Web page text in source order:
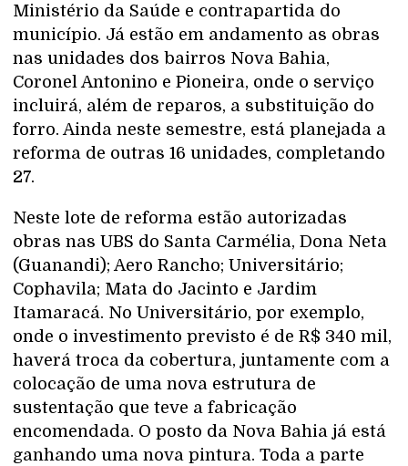
Ministério da Saúde e contrapartida do
município. Já estão em andamento as obras
nas unidades dos bairros Nova Bahia,
Coronel Antonino e Pioneira, onde o serviço
incluirá, além de reparos, a substituição do
forro. Ainda neste semestre, está planejada a
reforma de outras 16 unidades, completando
27.
Neste lote de reforma estão autorizadas
obras nas UBS do Santa Carmélia, Dona Neta
(Guanandi); Aero Rancho; Universitário;
Cophavila; Mata do Jacinto e Jardim
Itamaracá. No Universitário, por exemplo,
onde o investimento previsto é de R$ 340 mil,
haverá troca da cobertura, juntamente com a
colocação de uma nova estrutura de
sustentação que teve a fabricação
encomendada. O posto da Nova Bahia já está
ganhando uma nova pintura. Toda a parte